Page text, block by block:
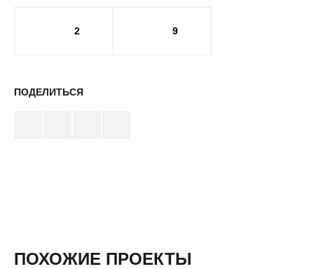
2 9
ПОДЕЛИТЬСЯ
ПОХОЖИЕ ПРОЕКТЫ